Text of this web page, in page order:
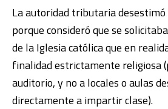
La autoridad tributaria desestimó
porque consideró que se
de la Iglesia católica que en
finalidad estrictamente religiosa
auditorio, y no a locales o aulas
directamente a impartir clase).